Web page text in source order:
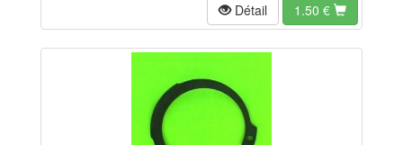
Détail 1.50 €